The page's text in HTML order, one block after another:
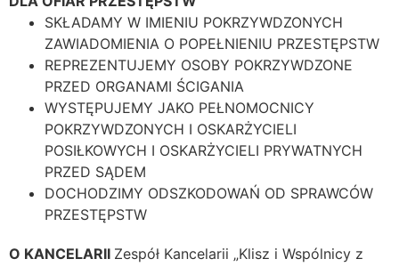
O KANCELARII Zespół Kancelarii „Klisz i Wspólnicy z
SKŁADAMY W IMIENIU POKRZYWDZONYCH
ZAWIADOMIENIA O POPEŁNIENIU PRZESTĘPSTW
REPREZENTUJEMY OSOBY POKRZYWDZONE
PRZED ORGANAMI ŚCIGANIA
WYSTĘPUJEMY JAKO PEŁNOMOCNICY
POKRZYWDZONYCH I OSKARŻYCIELI
POSIŁKOWYCH I OSKARŻYCIELI PRYWATNYCH
PRZED SĄDEM
DOCHODZIMY ODSZKODOWAŃ OD SPRAWCÓW
PRZESTĘPSTW